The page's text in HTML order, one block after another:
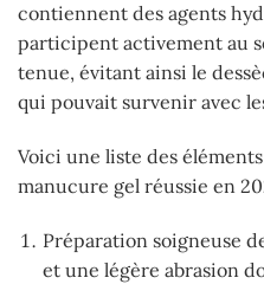
contiennent des agents
participent activement au
tenue, évitant ainsi le
qui pouvait survenir avec
Voici une liste des
manucure gel réussie en
Préparation soigneuse
et une légère abrasion